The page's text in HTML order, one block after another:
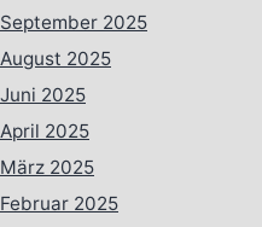
September 2025
August 2025
Juni 2025
April 2025
März 2025
Februar 2025